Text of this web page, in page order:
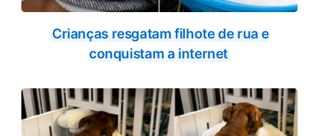
Crianças resgatam filhote de rua e
conquistam a internet